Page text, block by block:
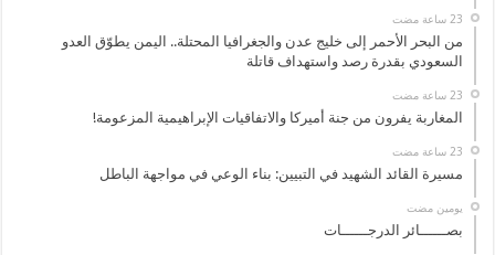
من البحر الأحمر إلى خليج عدن والجغرافيا المحتلة.. اليمن يطوّق العدو
السعودي بقدرة رصد واستهداف قاتلة
المغاربة يفرون من جنة أميركا والاتفاقيات الإبراهيمية المزعومة!
مسيرة القائد الشهيد في التبيين: بناء الوعي في مواجهة الباطل
‏يومين مضت
بصــــــائر الدرجــــــات